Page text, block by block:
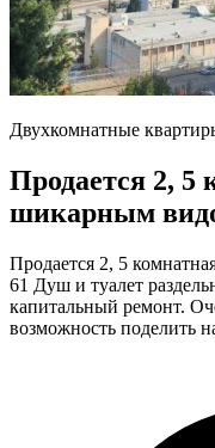
Двухкомнатные
Продается 2, 5
шикарным
Продается 2, 5
61 Душ и туалет
капитальный ремонт.
возможность поделить